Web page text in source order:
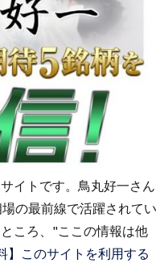
イトです。鳥丸好一さん
の最前線で活躍されてい
ころ、"ここの情報は他
】このサイトを利用する